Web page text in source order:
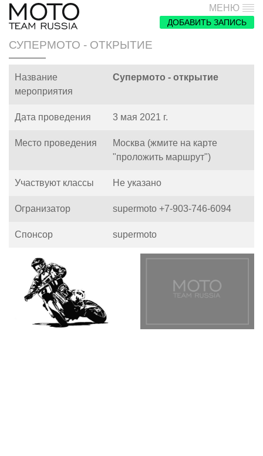
МЕНЮ
ДОБАВИТЬ ЗАПИСЬ
СУПЕРМОТО - ОТКРЫТИЕ
Название
мероприятия
Супермото - открытие
Дата проведения 3 мая 2021 г.
Место проведения
Москва (жмите на карте
"проложить маршрут")
Участвуют классы Не указано
Огранизатор supermoto +7-903-746-6094
Спонсор supermoto